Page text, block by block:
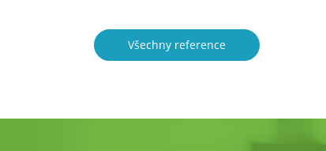
Všechny reference